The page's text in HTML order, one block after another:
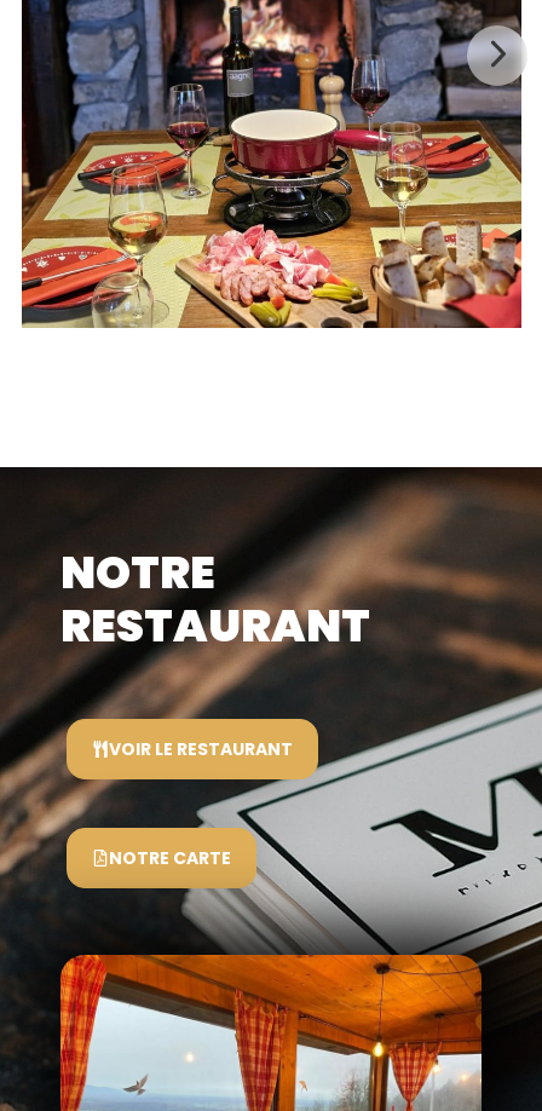
NOTRE
RESTAURANT
VOIR LE RESTAURANT
NOTRE CARTE